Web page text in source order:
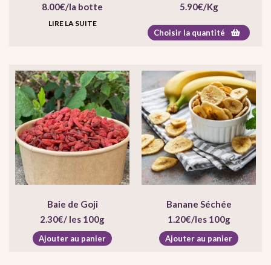
8.00€/la botte
LIRE LA SUITE
5.90€/Kg
Choisir la quantité
Baie de Goji
2.30€/ les 100g
Ajouter au panier
Banane Séchée
1.20€/les 100g
Ajouter au panier